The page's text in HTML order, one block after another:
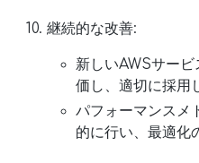
継続的な改善:
新しいAWSサー
価し、適切に採用
パフォーマンスメ
的に行い、最適化